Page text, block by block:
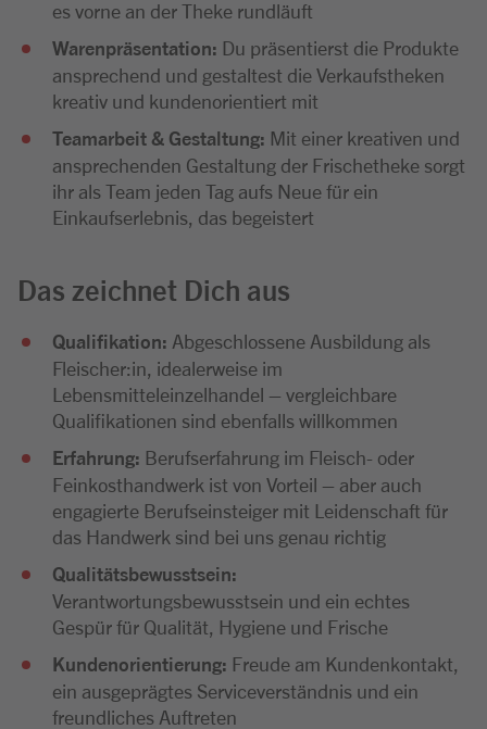
es vorne an der Theke rundläuft
Warenpräsentation: Du präsentierst die Produkte
ansprechend und gestaltest die Verkaufstheken
kreativ und kundenorientiert mit
Teamarbeit & Gestaltung: Mit einer kreativen und
ansprechenden Gestaltung der Frischetheke sorgt
ihr als Team jeden Tag aufs Neue für ein
Einkaufserlebnis, das begeistert
Das zeichnet Dich aus
Qualifikation: Abgeschlossene Ausbildung als
Fleischer:in, idealerweise im
Lebensmitteleinzelhandel – vergleichbare
Qualifikationen sind ebenfalls willkommen
Erfahrung: Berufserfahrung im Fleisch- oder
Feinkosthandwerk ist von Vorteil – aber auch
engagierte Berufseinsteiger mit Leidenschaft für
das Handwerk sind bei uns genau richtig
Qualitätsbewusstsein:
Verantwortungsbewusstsein und ein echtes
Gespür für Qualität, Hygiene und Frische
Kundenorientierung: Freude am Kundenkontakt,
ein ausgeprägtes Serviceverständnis und ein
freundliches Auftreten